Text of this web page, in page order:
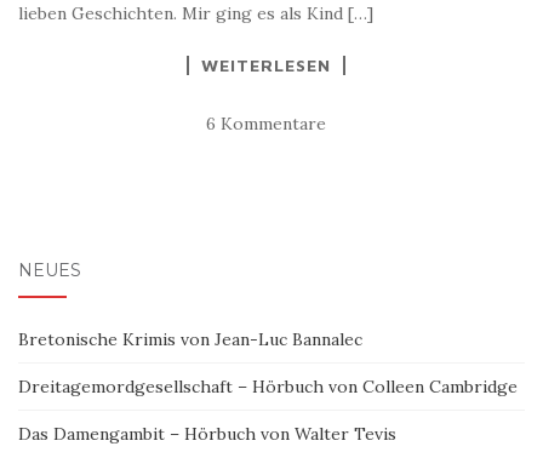
lieben Geschichten. Mir ging es als Kind […]
WEITERLESEN
6 Kommentare
NEUES
Bretonische Krimis von Jean-Luc Bannalec
Dreitagemordgesellschaft – Hörbuch von Colleen Cambridge
Das Damengambit – Hörbuch von Walter Tevis